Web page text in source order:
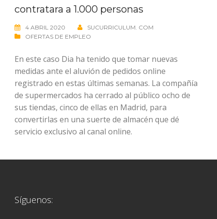
contratara a 1.000 personas
4 ABRIL 2020
SUCURRICULUM. COM
OFERTAS DE EMPLEO
En este caso Dia ha tenido que tomar nuevas
medidas ante el aluvión de pedidos online
registrado en estas últimas semanas. La compañía
de supermercados ha cerrado al público ocho de
sus tiendas, cinco de ellas en Madrid, para
convertirlas en una suerte de almacén que dé
servicio exclusivo al canal online.
Síguenos: